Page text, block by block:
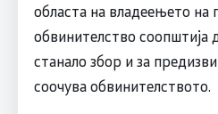
областа на владеењето на
обвинителство соопштија
станало збор и за
соочува обвинителството.